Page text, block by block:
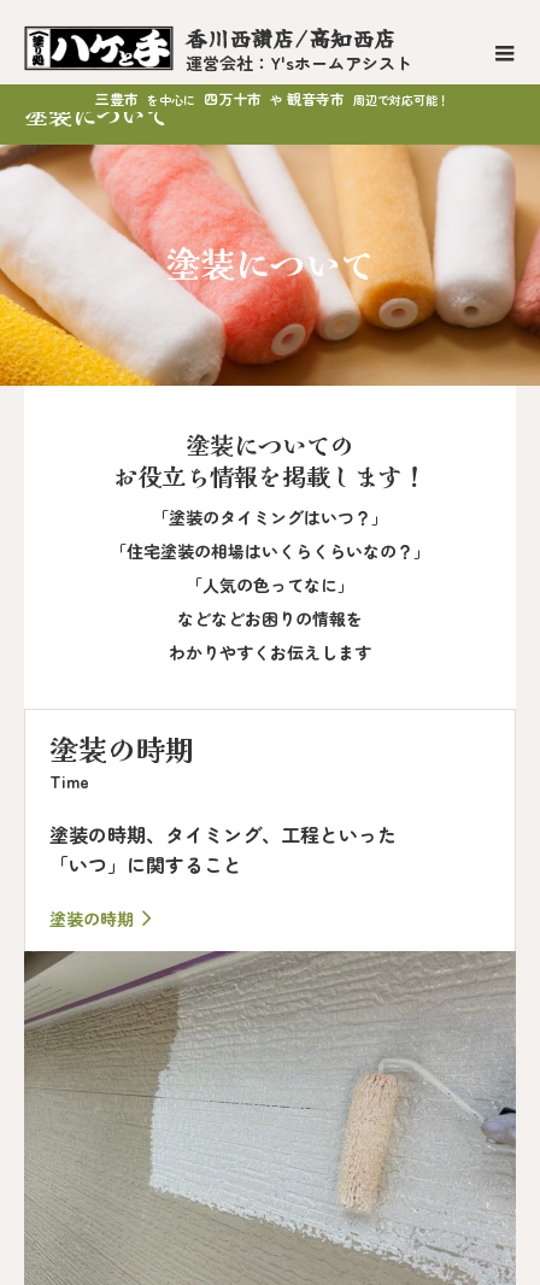
香川西讃店/高知西店
運営会社：Y'sホームアシスト
三豊市 を中心に 四万十市 や 観音寺市 周辺で対応可能！
塗装について
塗装について
塗装についての
お役立ち情報を掲載します！
「塗装のタイミングはいつ？」
「住宅塗装の相場はいくらくらいなの？」
「人気の色ってなに」
などなどお困りの情報を
わかりやすくお伝えします
塗装の時期
Time
塗装の時期、タイミング、工程といった
「いつ」に関すること
塗装の時期